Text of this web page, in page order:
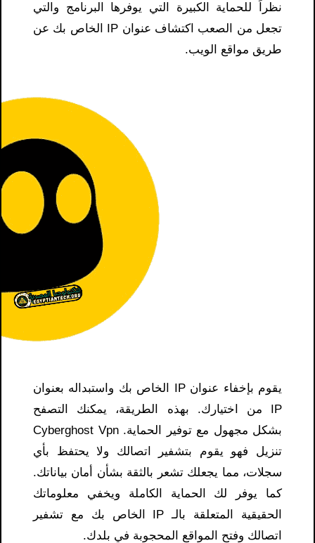
نظراً للحماية الكبيرة التي يوفرها البرنامج والتي
تجعل من الصعب اكتشاف عنوان IP الخاص بك عن
طريق مواقع الويب.
يقوم بإخفاء عنوان IP الخاص بك واستبداله بعنوان
IP من اختيارك. بهذه الطريقة، يمكنك التصفح
بشكل مجهول مع توفير الحماية. Cyberghost Vpn
تنزيل فهو يقوم بتشفير اتصالك ولا يحتفظ بأي
سجلات، مما يجعلك تشعر بالثقة بشأن أمان بياناتك.
كما يوفر لك الحماية الكاملة ويخفي معلوماتك
الحقيقية المتعلقة بالـ IP الخاص بك مع تشفير
اتصالك وفتح المواقع المحجوبة في بلدك.